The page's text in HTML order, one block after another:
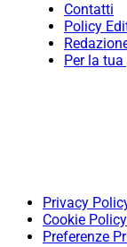
Contatti
Policy
Per la
Privacy
Cookie Policy
Preferenze